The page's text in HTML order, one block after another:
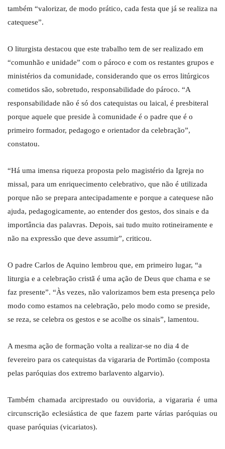
também “valorizar, de modo prático, cada festa que já se realiza na
catequese”.
O liturgista destacou que este trabalho tem de ser realizado em
“comunhão e unidade” com o pároco e com os restantes grupos e
ministérios da comunidade, considerando que os erros litúrgicos
cometidos são, sobretudo, responsabilidade do pároco. “A
responsabilidade não é só dos catequistas ou laical, é presbiteral
porque aquele que preside à comunidade é o padre que é o
primeiro formador, pedagogo e orientador da celebração”,
constatou.
“Há uma imensa riqueza proposta pelo magistério da Igreja no
missal, para um enriquecimento celebrativo, que não é utilizada
porque não se prepara antecipadamente e porque a catequese não
ajuda, pedagogicamente, ao entender dos gestos, dos sinais e da
importância das palavras. Depois, sai tudo muito rotineiramente e
não na expressão que deve assumir”, criticou.
O padre Carlos de Aquino lembrou que, em primeiro lugar, “a
liturgia e a celebração cristã é uma ação de Deus que chama e se
faz presente”. “Às vezes, não valorizamos bem esta presença pelo
modo como estamos na celebração, pelo modo como se preside,
se reza, se celebra os gestos e se acolhe os sinais”, lamentou.
A mesma ação de formação volta a realizar-se no dia 4 de
fevereiro para os catequistas da vigararia de Portimão (composta
pelas paróquias dos extremo barlavento algarvio).
Também chamada arciprestado ou ouvidoria, a vigararia é uma
circunscrição eclesiástica de que fazem parte várias paróquias ou
quase paróquias (vicariatos).